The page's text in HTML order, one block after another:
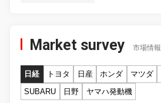
Market survey 市場情報
日経 トヨタ 日産 ホンダ マツダ
SUBARU
日野 ヤマハ発動機